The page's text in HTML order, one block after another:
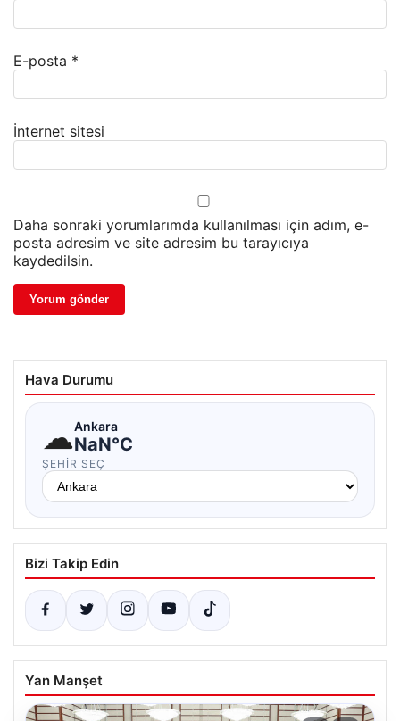
E-posta *
İnternet sitesi
Daha sonraki yorumlarımda kullanılması için adım, e-
posta adresim ve site adresim bu tarayıcıya
kaydedilsin.
Hava Durumu
☁Ankara
NaN°C
ŞEHIR SEÇ
Bizi Takip Edin
Yan Manşet